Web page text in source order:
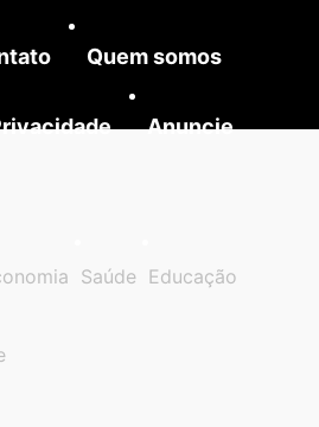
Quem somos
Anuncie
Saúde Educação